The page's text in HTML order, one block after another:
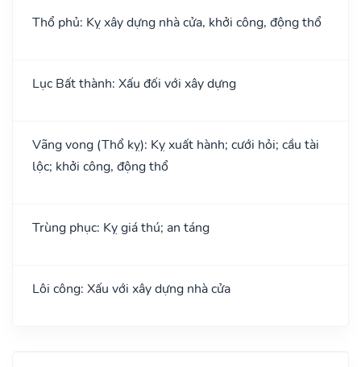
Thổ phủ: Kỵ xây dựng nhà cửa, khởi công, động thổ
Lục Bất thành: Xấu đối với xây dựng
Vãng vong (Thổ kỵ): Kỵ xuất hành; cưới hỏi; cầu tài
lộc; khởi công, động thổ
Trùng phục: Kỵ giá thú; an táng
Lôi công: Xấu với xây dựng nhà cửa